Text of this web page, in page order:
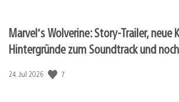
Marvel‘s Wolverine: Story-Trailer, neue
Hintergründe zum Soundtrack und
Veröffentlichungsdatum:
24. Jul 2026 7